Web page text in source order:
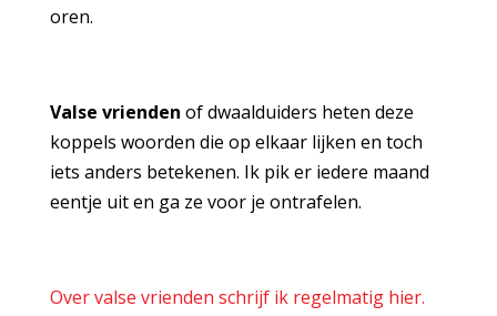
oren.
Valse vrienden of dwaalduiders heten deze
koppels woorden die op elkaar lijken en toch
iets anders betekenen. Ik pik er iedere maand
eentje uit en ga ze voor je ontrafelen.
Over valse vrienden schrijf ik regelmatig hier.